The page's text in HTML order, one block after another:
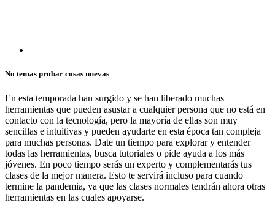
No temas probar cosas nuevas
En esta temporada han surgido y se han liberado muchas
herramientas que pueden asustar a cualquier persona que no está en
contacto con la tecnología, pero la mayoría de ellas son muy
sencillas e intuitivas y pueden ayudarte en esta época tan compleja
para muchas personas. Date un tiempo para explorar y entender
todas las herramientas, busca tutoriales o pide ayuda a los más
jóvenes. En poco tiempo serás un experto y complementarás tus
clases de la mejor manera. Esto te servirá incluso para cuando
termine la pandemia, ya que las clases normales tendrán ahora otras
herramientas en las cuales apoyarse.